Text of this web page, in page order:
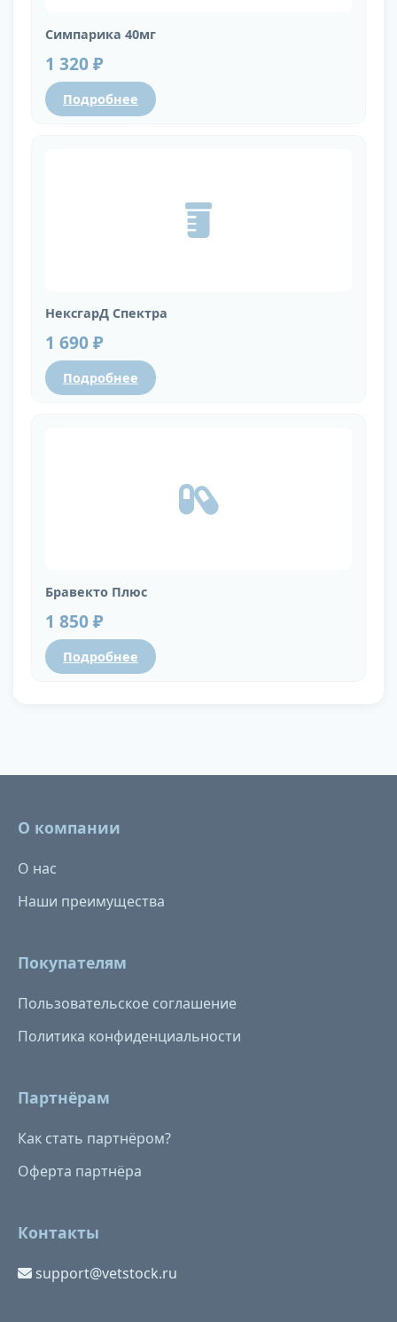
Симпарика 40мг
1 320 ₽
Подробнее
НексгарД Спектра
1 690 ₽
Подробнее
Бравекто Плюс
1 850 ₽
Подробнее
О компании
О нас
Наши преимущества
Покупателям
Пользовательское соглашение
Политика конфиденциальности
Партнёрам
Как стать партнёром?
Оферта партнёра
Контакты
support@vetstock.ru